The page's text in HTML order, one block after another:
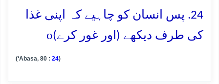
24. پس انسان کو چاہیے کہ اپنی غذا
کی طرف دیکھے (اور غور کرے)o
(‘Abasa, 80 : 24)